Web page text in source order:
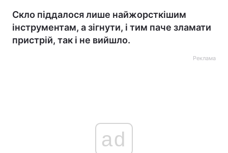
Скло піддалося лише найжорсткішим
інструментам, а зігнути, і тим паче зламати
пристрій, так і не вийшло.
Реклама
ad